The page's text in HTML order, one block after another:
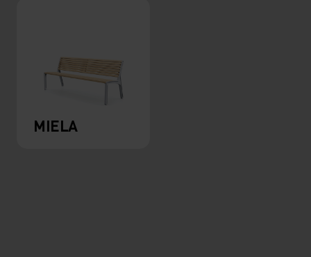
MIELA